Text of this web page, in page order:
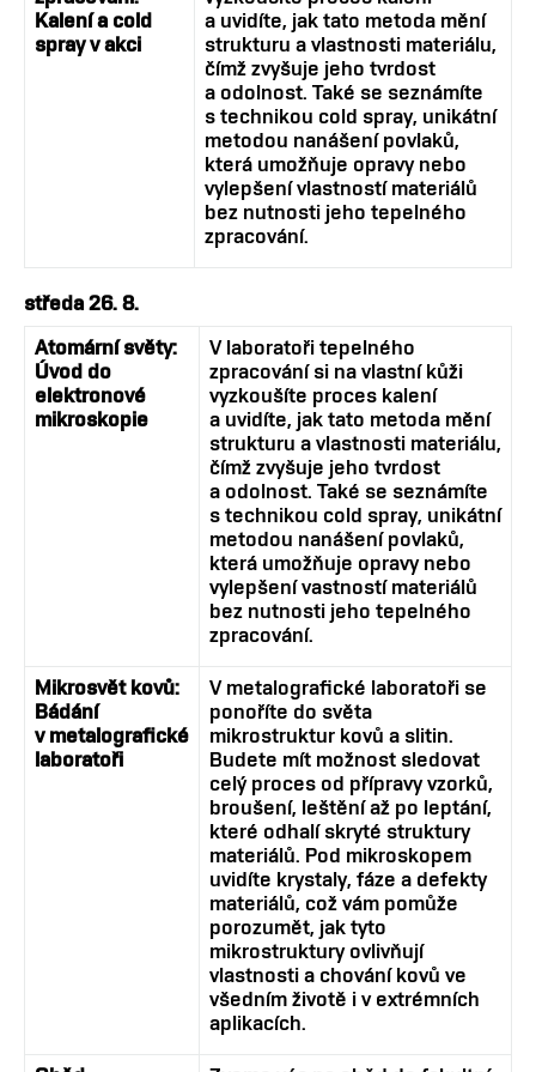
Kalení a cold
spray v akci
a uvidíte, jak tato metoda mění
strukturu a vlastnosti materiálu,
čímž zvyšuje jeho tvrdost
a odolnost. Také se seznámíte
s technikou cold spray, unikátní
metodou nanášení povlaků,
která umožňuje opravy nebo
vylepšení vlastností materiálů
bez nutnosti jeho tepelného
zpracování.
středa 26. 8.
Atomární světy:
Úvod do
elektronové
mikroskopie
V laboratoři tepelného
zpracování si na vlastní kůži
vyzkoušíte proces kalení
a uvidíte, jak tato metoda mění
strukturu a vlastnosti materiálu,
čímž zvyšuje jeho tvrdost
a odolnost. Také se seznámíte
s technikou cold spray, unikátní
metodou nanášení povlaků,
která umožňuje opravy nebo
vylepšení vastností materiálů
bez nutnosti jeho tepelného
zpracování.
Mikrosvět kovů:
Bádání
v metalografické
laboratoři
V metalografické laboratoři se
ponoříte do světa
mikrostruktur kovů a slitin.
Budete mít možnost sledovat
celý proces od přípravy vzorků,
broušení, leštění až po leptání,
které odhalí skryté struktury
materiálů. Pod mikroskopem
uvidíte krystaly, fáze a defekty
materiálů, což vám pomůže
porozumět, jak tyto
mikrostruktury ovlivňují
vlastnosti a chování kovů ve
všedním životě i v extrémních
aplikacích.